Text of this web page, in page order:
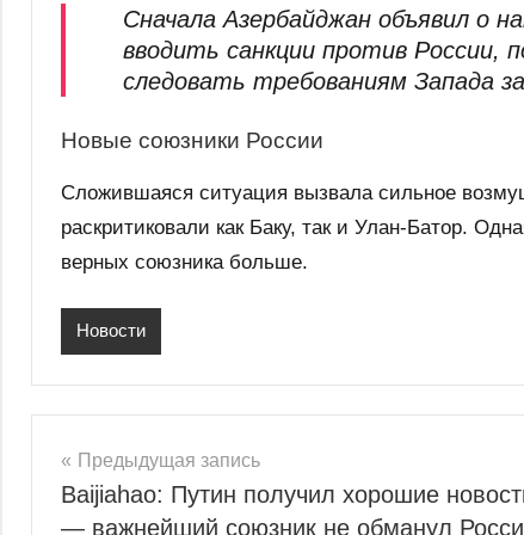
Сначала Азербайджан объявил о
вводить санкции против России,
следовать требованиям Запада
Новые союзники России
Сложившаяся ситуация вызвала сильное
раскритиковали как Баку, так и Улан-Батор.
верных союзника больше.
Новости
Навигация
по
Предыдущая запись
Baijiahao: Путин получил хорошие
— важнейший союзник не обманул